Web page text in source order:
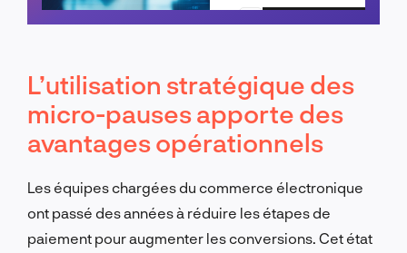
Planifier un appel
L’utilisation stratégique des
micro-pauses apporte des
avantages opérationnels
Les équipes chargées du commerce électronique
ont passé des années à réduire les étapes de
paiement pour augmenter les conversions. Cet état